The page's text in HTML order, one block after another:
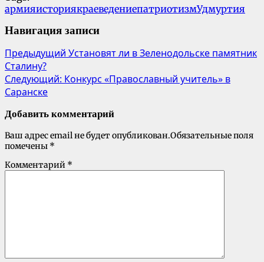
армияисториякраеведениепатриотизмУдмуртия
Навигация записи
Предыдущий Установят ли в Зеленодольске памятник
Сталину?
Следующий: Конкурс «Православный учитель» в
Саранске
Добавить комментарий
Ваш адрес email не будет опубликован.Обязательные поля
помечены *
Комментарий *